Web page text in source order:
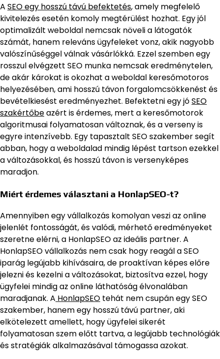
A SEO egy hosszú távú befektetés, amely megfelelő
kivitelezés esetén komoly megtérülést hozhat. Egy jól
optimalizált weboldal nemcsak növeli a látogatók
számát, hanem releváns ügyfeleket vonz, akik nagyobb
valószínűséggel válnak vásárlókká. Ezzel szemben egy
rosszul elvégzett SEO munka nemcsak eredménytelen,
de akár károkat is okozhat a weboldal keresőmotoros
helyezésében, ami hosszú távon forgalomcsökkenést és
bevételkiesést eredményezhet. Befektetni egy jóSEO
szakértőbeazért is érdemes, mert a keresőmotorok
algoritmusai folyamatosan változnak, és a verseny is
egyre intenzívebb. Egy tapasztalt SEO szakember segít
abban, hogy a weboldalad mindig lépést tartson ezekkel
a változásokkal, és hosszú távon is versenyképes
maradjon.
Miért érdemes választani a HonlapSEO-t?
Amennyiben egy vállalkozás komolyan veszi az online
jelenlét fontosságát, és valódi, mérhető eredményeket
szeretne elérni, a HonlapSEO az ideális partner. A
HonlapSEO vállalkozás nem csak hogy reagál a SEO
iparág legújabb kihívásaira, de proaktívan képes előre
jelezni és kezelni a változásokat, biztosítva ezzel, hogy
ügyfelei mindig az online láthatóság élvonalában
maradjanak. A HonlapSEO tehát nem csupán egy SEO
szakember, hanem egy hosszú távú partner, aki
elkötelezett amellett, hogy ügyfelei sikerét
folyamatosan szem előtt tartva, a legújabb technológiák
és stratégiák alkalmazásával támogassa azokat.